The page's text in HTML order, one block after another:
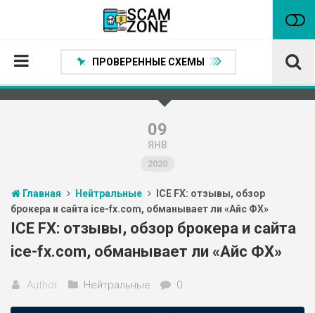
Проверенные способы заработка
Статьи
Партнеры
ПРОВЕРЕННЫЕ СХЕМЫ
09
ЯНВ
2020
Главная Нейтральные
ICE FX: отзывы, обзор
брокера и сайта ice-fx.com, обманывает ли «Айс ФХ»
ICE FX: отзывы, обзор брокера и сайта
ice-fx.com, обманывает ли «Айс ФХ»
Author Нейтральные 0